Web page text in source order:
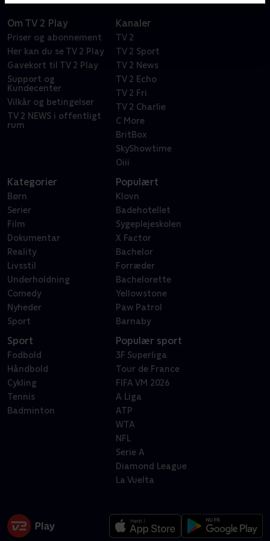
Om TV 2 Play
Priser og abonnement
Her kan du se TV 2 Play
Gavekort til TV 2 Play
Support og
Kundecenter
Vilkår og betingelser
TV 2 NEWS i offentligt
rum
Kanaler
TV 2
TV 2 Sport
TV 2 News
TV 2 Echo
TV 2 Fri
TV 2 Charlie
C More
BritBox
SkyShowtime
Oiii
Kategorier
Børn
Serier
Film
Dokumentar
Reality
Livsstil
Underholdning
Comedy
Nyheder
Sport
Populært
Klovn
Badehotellet
Sygeplejeskolen
X Factor
Bachelor
Forræder
Bachelorette
Yellowstone
Paw Patrol
Barnaby
Sport
Fodbold
Håndbold
Cykling
Tennis
Badminton
Populær sport
3F Superliga
Tour de France
FIFA VM 2026
A Liga
ATP
WTA
NFL
Serie A
Diamond League
La Vuelta